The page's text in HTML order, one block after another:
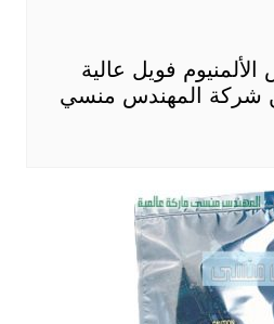
فويل عالية
شركة المهندس منسي